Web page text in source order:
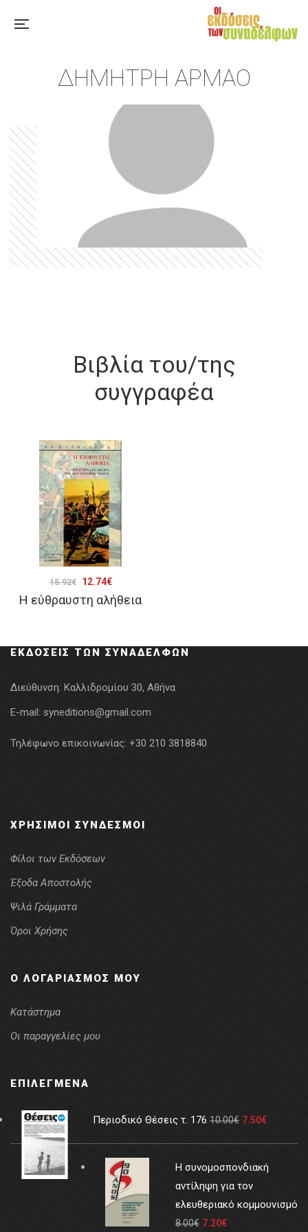
ΔΗΜΉΤΡΗ ΑΡΜΆΟ
Βιβλία του/της
συγγραφέα
Η εύθραυστη αλήθεια
15.92€
Original
price
12.74€Η
τρέχουσα
12.74€.
ΕΚΔΌΣΕΙΣ ΤΩΝ ΣΥΝΑΔΈΛΦΩΝ
Διεύθυνση: Καλλιδρομίου 30, Αθήνα
E-mail: syneditions@gmail.com
Τηλέφωνο επικοινωνίας: +30 210 3818840
ΧΡΉΣΙΜΟΙ ΣΎΝΔΕΣΜΟΙ
Φίλοι των Εκδόσεων
Έξοδα Αποστολής
Ψιλά Γράμματα
Όροι Χρήσης
Ο ΛΟΓΑΡΙΑΣΜΌΣ ΜΟΥ
Κατάστημα
Οι παραγγελίες μου
ΕΠΙΛΕΓΜΈΝΑ
Περιοδικό Θέσεις τ. 176 10.00€ 7.50€
Η συνομοσπονδιακή
αντίληψη για τον
ελευθεριακό κομμουνισμό
8.00€ 7.20€